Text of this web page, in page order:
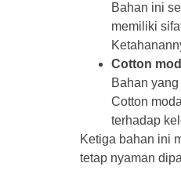
Bahan ini
memiliki
Cotton
Bahan
Cotton
terhadap
Ketiga bahan ini
tetap nyaman